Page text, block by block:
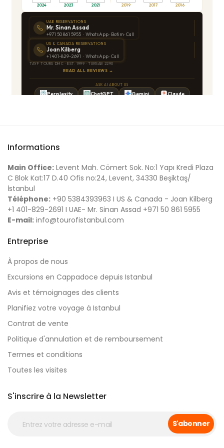
Informations
Main Office: Levent Mah. Cömert Sok. No:1 Yapı Kredi Plaza
C Blok Kat:17 D.40 Ofis no:24, Levent, 34330 Beşiktaş/
İstanbul
Téléphone: +90 5384393963 I US & Canada - Joan Kilberg
+1 401-829-2691 I UAE- Mr. Sinan Assad +971 50 861 5955
E-mail: info@tourofistanbul.com
Entreprise
À propos de nous
Excursions en Cappadoce depuis Istanbul
Avis et témoignages des clients
Planifiez votre voyage à Istanbul
Contrat de vente
Politique d'annulation et de remboursement
Termes et conditions
Toutes les visites
S'inscrire à la Newsletter
S'abonner